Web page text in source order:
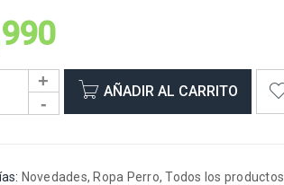
AÑADIR AL CARRITO
Novedades, Ropa Perro,Todos los productos